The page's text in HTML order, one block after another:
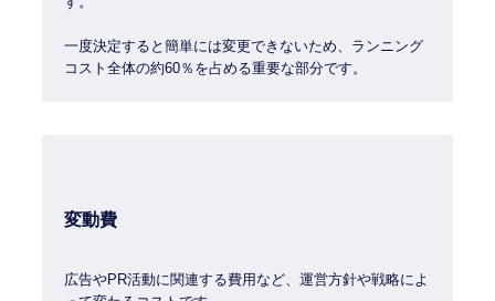
一度決定すると簡単には変更できないため、ランニング
コスト全体の約60％を占める重要な部分です。
変動費
広告やPR活動に関連する費用など、運営方針や戦略によ